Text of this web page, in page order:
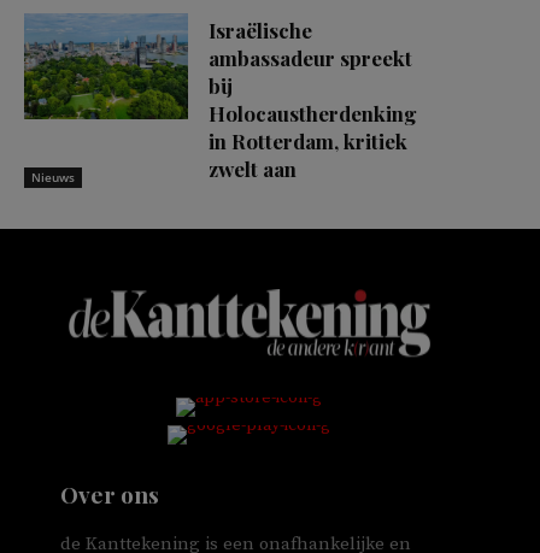
Nieuws
Israëlische
ambassadeur spreekt
bij
Holocaustherdenking
in Rotterdam, kritiek
zwelt aan
Over ons
de Kanttekening is een onafhankelijke en